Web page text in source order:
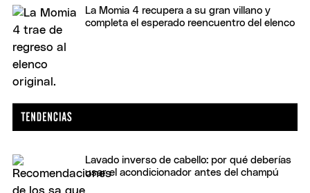
La Momia 4 recupera a su gran villano y
completa el esperado reencuentro del elenco
Lavado inverso de cabello: por qué deberías
usar el acondicionador antes del champú